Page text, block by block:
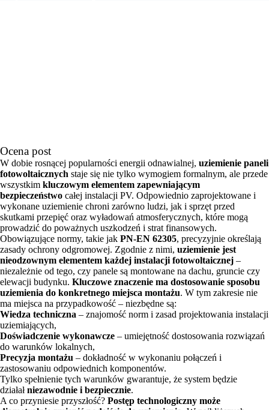
Ocena post
W dobie rosnącej popularności energii odnawialnej, uziemienie paneli
fotowoltaicznych staje się nie tylko wymogiem formalnym, ale przede
wszystkim kluczowym elementem zapewniającym
bezpieczeństwo całej instalacji PV. Odpowiednio zaprojektowane i
wykonane uziemienie chroni zarówno ludzi, jak i sprzęt przed
skutkami przepięć oraz wyładowań atmosferycznych, które mogą
prowadzić do poważnych uszkodzeń i strat finansowych.
Obowiązujące normy, takie jak PN-EN 62305, precyzyjnie określają
zasady ochrony odgromowej. Zgodnie z nimi, uziemienie jest
nieodzownym elementem każdej instalacji fotowoltaicznej –
niezależnie od tego, czy panele są montowane na dachu, gruncie czy
elewacji budynku. Kluczowe znaczenie ma dostosowanie sposobu
uziemienia do konkretnego miejsca montażu. W tym zakresie nie
ma miejsca na przypadkowość – niezbędne są:
Wiedza techniczna – znajomość norm i zasad projektowania instalacji
uziemiających,
Doświadczenie wykonawcze – umiejętność dostosowania rozwiązań
do warunków lokalnych,
Precyzja montażu – dokładność w wykonaniu połączeń i
zastosowaniu odpowiednich komponentów.
Tylko spełnienie tych warunków gwarantuje, że system będzie
działałniezawodnie i bezpiecznie.
A co przyniesie przyszłość? Postęp technologiczny może